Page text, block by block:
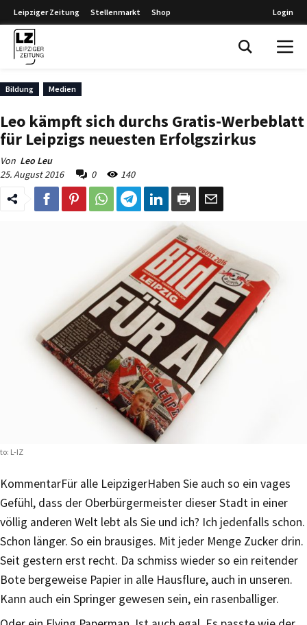
Leipziger Zeitung Stellenmarkt Shop Login
Bildung Medien
Leo kämpft sich durchs Gratis-Werbeblatt
für Leipzigs neuesten Erfolgszirkus
Von Leo Leu
25. August 2016
0 140
L-IZ
KommentarFür alle LeipzigerHaben Sie auch so ein vages
Gefühl, dass der Oberbürgermeister dieser Stadt in einer
völlig anderen Welt lebt als Sie und ich? Ich jedenfalls schon.
Schon länger. So ein brausiges. Mit jeder Menge Zucker drin.
Seit gestern erst recht. Da schmiss wieder so ein reitender
Bote bergeweise Papier in alle Hausflure, auch in unseren.
Kann auch ein Springer gewesen sein, ein rasenballiger.